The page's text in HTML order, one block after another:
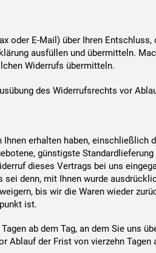
oder E-Mail) über Ihren
ausfüllen und übermitteln.
Widerrufs übermitteln.
des Widerrufsrechts vor
erhalten haben,
günstigste
dieses Vertrags bei uns
denn, mit Ihnen wurde
bis wir die Waren wieder
ist.
ab dem Tag, an dem Sie uns
Ablauf der Frist von vierzehn Tagen